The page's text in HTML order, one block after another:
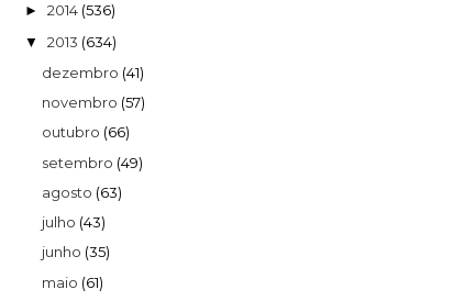
► 2014 (536)
▼ 2013 (634)
dezembro (41)
novembro (57)
outubro (66)
setembro (49)
agosto (63)
julho (43)
junho (35)
maio (61)